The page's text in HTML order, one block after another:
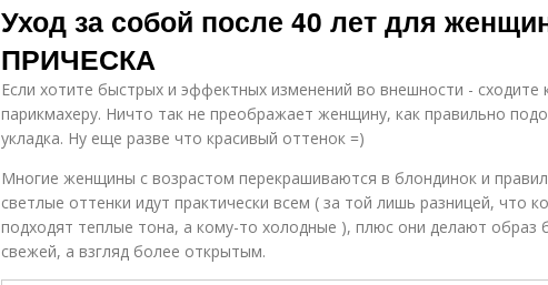
Уход за собой после 40 лет для
ПРИЧЕСКА
Если хотите быстрых и эффектных изменений во внешности - сходите
парикмахеру. Ничто так не преображает женщину, как правильно
укладка. Ну еще разве что красивый оттенок =)
Многие женщины с возрастом перекрашиваются в блондинок и
светлые оттенки идут практически всем ( за той лишь разницей, что
подходят теплые тона, а кому-то холодные ), плюс они делают образ
свежей, а взгляд более открытым.